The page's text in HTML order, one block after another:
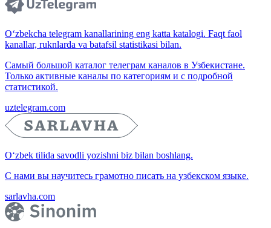
O‘zbekcha telegram kanallarining eng katta katalogi. Faqt faol
kanallar, ruknlarda va batafsil statistikasi bilan.
Самый большой каталог телеграм каналов в Узбекистане.
Только активные каналы по категориям и с подробной
статистикой.
uztelegram.com
O‘zbek tilida savodli yozishni biz bilan boshlang.
С нами вы научитесь грамотно писать на узбекском языке.
sarlavha.com